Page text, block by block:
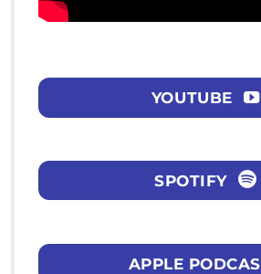
YOUTUBE
SPOTIFY
APPLE